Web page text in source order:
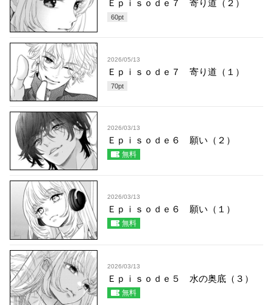
Ｅｐｉｓｏｄｅ７ 寄り道（２）
60pt
2026/05/13
Ｅｐｉｓｏｄｅ７ 寄り道（１）
70pt
2026/03/13
Ｅｐｉｓｏｄｅ６ 願い（２）
無料
2026/03/13
Ｅｐｉｓｏｄｅ６ 願い（１）
無料
2026/03/13
Ｅｐｉｓｏｄｅ５ 水の奥底（３）
無料